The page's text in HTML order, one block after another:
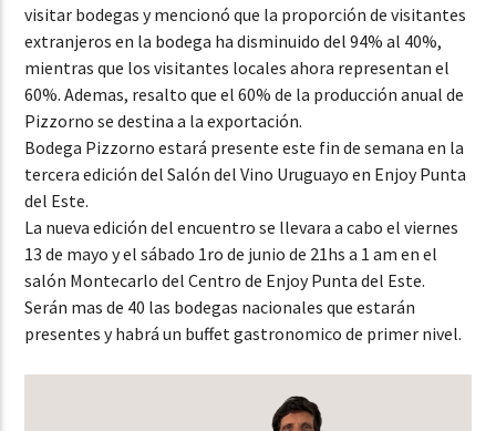
visitar bodegas y mencionó que la proporción de visitantes
extranjeros en la bodega ha disminuido del 94% al 40%,
mientras que los visitantes locales ahora representan el
60%. Ademas, resalto que el 60% de la producción anual de
Pizzorno se destina a la exportación.
Bodega Pizzorno estará presente este fin de semana en la
tercera edición del Salón del Vino Uruguayo en Enjoy Punta
del Este.
La nueva edición del encuentro se llevara a cabo el viernes
13 de mayo y el sábado 1ro de junio de 21hs a 1 am en el
salón Montecarlo del Centro de Enjoy Punta del Este.
Serán mas de 40 las bodegas nacionales que estarán
presentes y habrá un buffet gastronomico de primer nivel.